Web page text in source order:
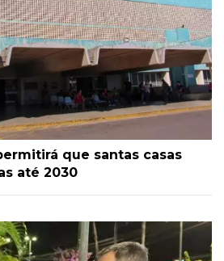
que santas casas
até 2030